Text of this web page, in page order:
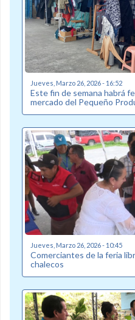
Jueves, Marzo 26, 2026 - 16:52
Este fin de semana habrá
mercado del Pequeño
Jueves, Marzo 26, 2026 - 10:45
Comerciantes de la feria
chalecos